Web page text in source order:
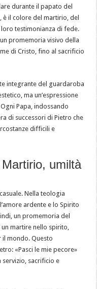
durante il papato del
il colore del martirio, del
testimonianza di fede.
promemoria visivo della
di Cristo, fino al sacrificio
integrante del guardaroba
ma un’espressione
Papa, indossando
di successori di Pietro che
difficili e
umiltà
Nella teologia
ardente e lo Spirito
un promemoria del
martire nello spirito,
il mondo. Questo
«Pasci le mie pecore»
servizio, sacrificio e